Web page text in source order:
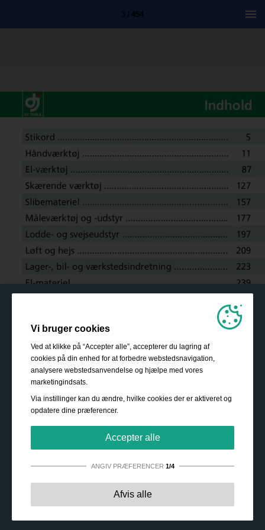
3 / 454
Vi bruger cookies
Ved at klikke på “Accepter alle”, accepterer du lagring af
cookies på din enhed for at forbedre webstedsnavigation,
analysere webstedsanvendelse og hjælpe med vores
marketingindsats.
Via instillinger kan du ændre, hvilke cookies der er aktiveret og
opdatere dine præferencer.
Accepter alle
ANGIV PRÆFERENCER 1/4
Disse cookies er essentielle for at
Afvis alle